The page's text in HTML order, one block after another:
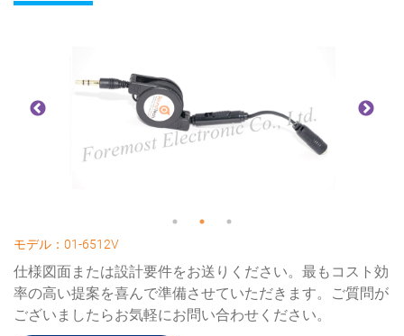
モデル：01-6512V
仕様図面または設計要件をお送りください。最もコスト効
率の高い提案を喜んで準備させていただきます。ご質問が
ございましたらお気軽にお問い合わせください。